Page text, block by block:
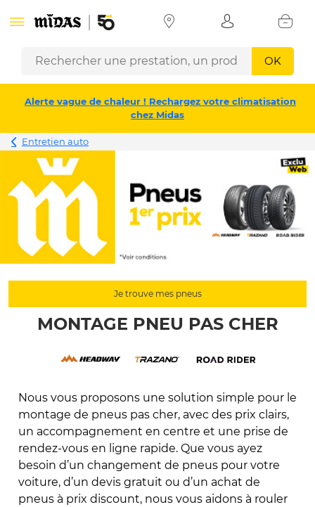
OK
Alerte vague de chaleur ! Rechargez votre climatisation
chez Midas
Entretien auto
MONTAGE PNEU PAS CHER
Nous vous proposons une solution simple pour le
montage de pneus pas cher, avec des prix clairs,
un accompagnement en centre et une prise de
rendez-vous en ligne rapide. Que vous ayez
besoin d’un changement de pneus pour votre
voiture, d’un devis gratuit ou d’un achat de
pneus à prix discount, nous vous aidons à rouler
Je trouve mes pneus